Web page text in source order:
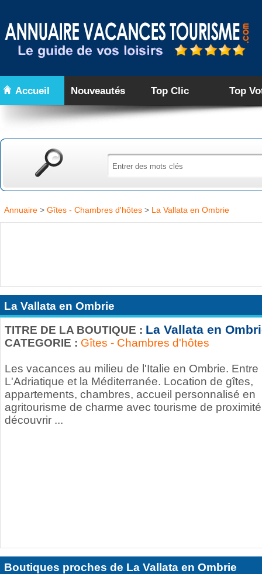
Accueil Nouveautés Top Clic Top
Annuaire > Gîtes - Chambres d'hôtes > La Vallata en Ombrie
La Vallata en Ombrie
TITRE DE LA BOUTIQUE : La Vallata en
CATEGORIE : Gîtes - Chambres d'hôtes
Les vacances au milieu de l'Italie en Ombrie. Entre
L'Adriatique et la Méditerranée. Location de gîtes,
appartements, chambres, accueil personnalisé en
agritourisme de charme avec tourisme de
découvrir ...
Boutiques proches de La Vallata en Ombrie